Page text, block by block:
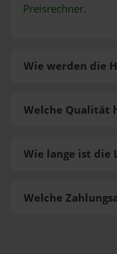
Preisrechner.
Wie werden die
Welche
Welche Qualität
Wie lange ist die